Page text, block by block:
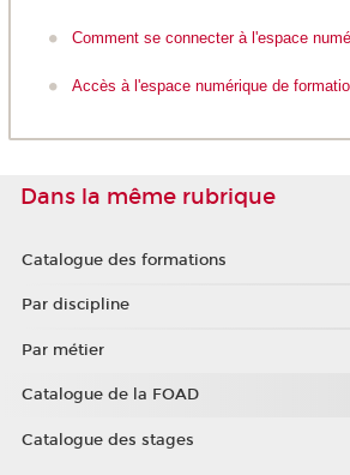
Comment se connecter à l'espace
Accès à l'espace numérique de
Dans la même rubrique
Catalogue des formations
Par discipline
Par métier
Catalogue de la FOAD
Catalogue des stages